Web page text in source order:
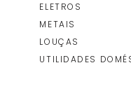
ELETROS
METAIS
LOUÇAS
UTILIDADES